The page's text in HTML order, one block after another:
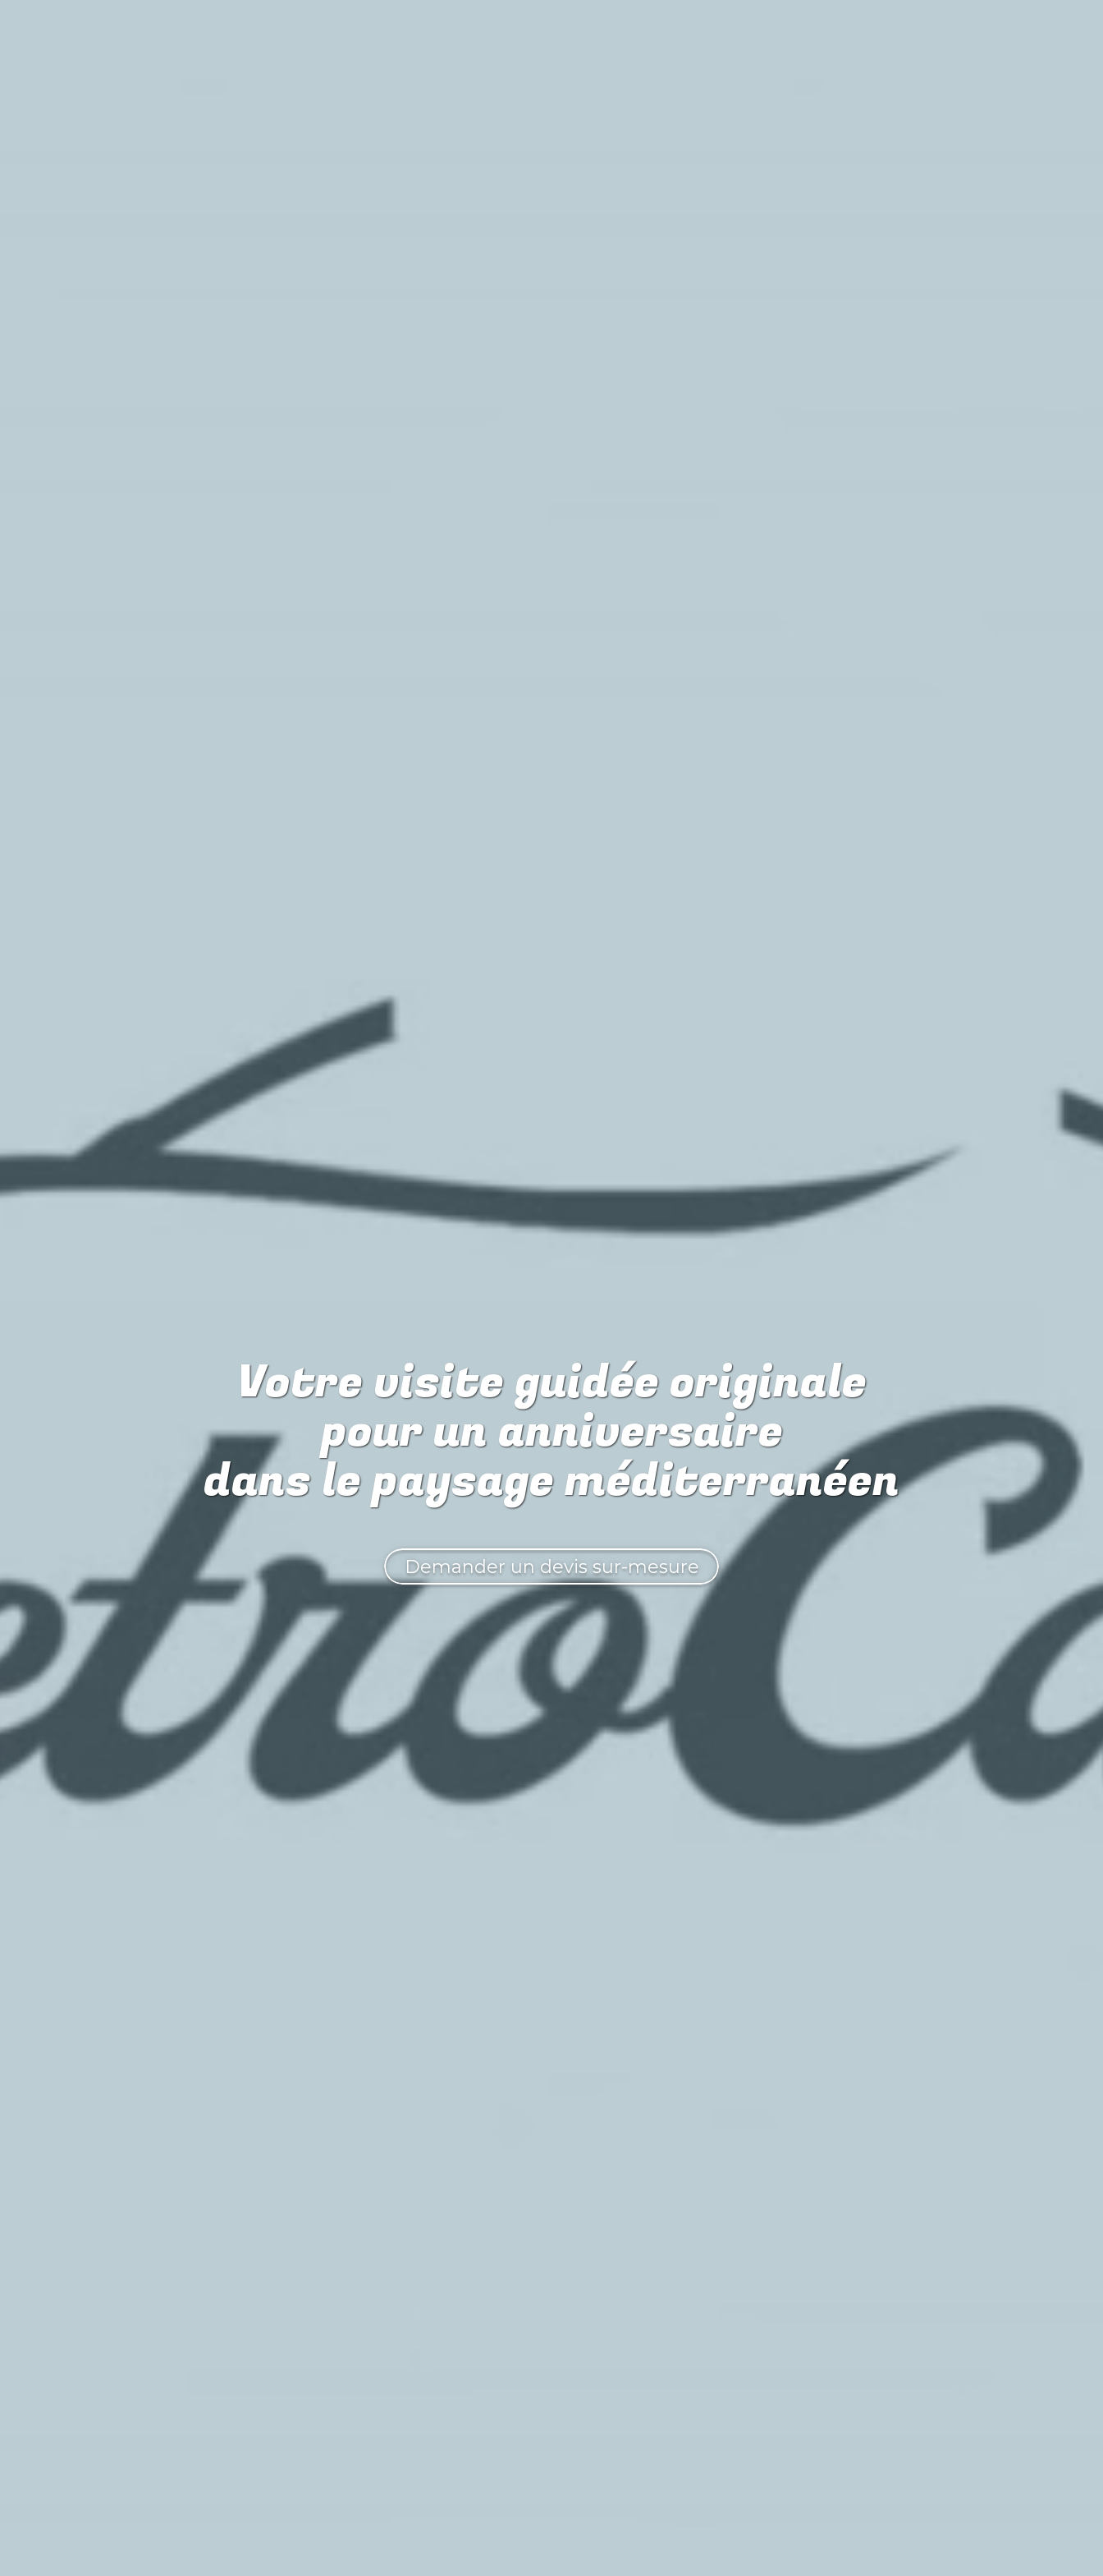
Votre visite guidée originale
pourun anniversaire
dans le paysage méditerranéen
Demander un devis sur-mesure